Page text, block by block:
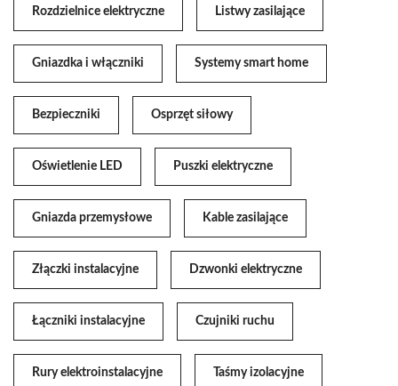
Rozdzielnice elektryczne Listwy zasilające
Gniazdka i włączniki Systemy smart home
Bezpieczniki Osprzęt siłowy
Oświetlenie LED Puszki elektryczne
Gniazda przemysłowe Kable zasilające
Złączki instalacyjne Dzwonki elektryczne
Łączniki instalacyjne Czujniki ruchu
Rury elektroinstalacyjne Taśmy izolacyjne